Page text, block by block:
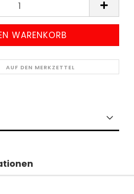
AUF DEN MERKZETTEL